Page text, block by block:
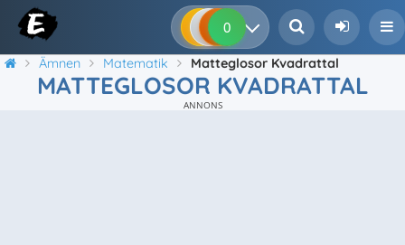
0 0 0
Ämnen Matematik Matteglosor Kvadrattal
MATTEGLOSOR KVADRATTAL
ANNONS